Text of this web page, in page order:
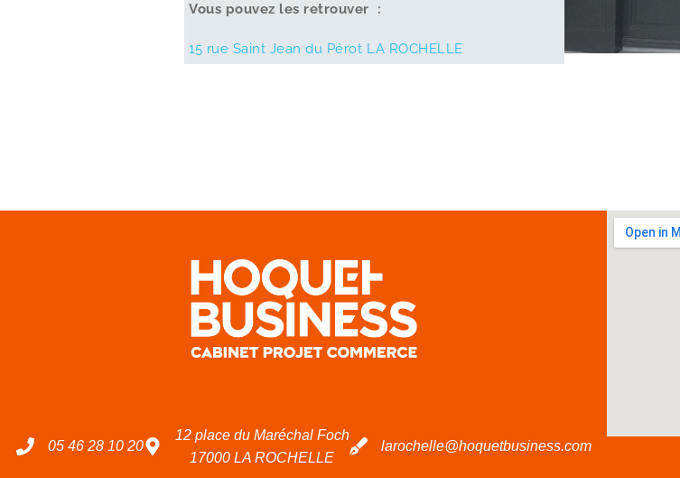
Vous pouvez les retrouver :
15 rue Saint Jean du Pérot LA ROCHELLE
05 46 28 10 20
12 place du Maréchal Foch
17000 LA ROCHELLE
larochelle@hoquetbusiness.com